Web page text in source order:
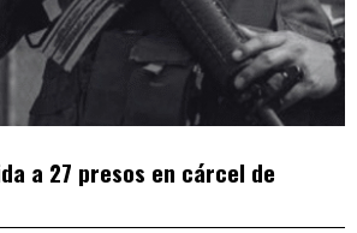
a 27 presos en cárcel de